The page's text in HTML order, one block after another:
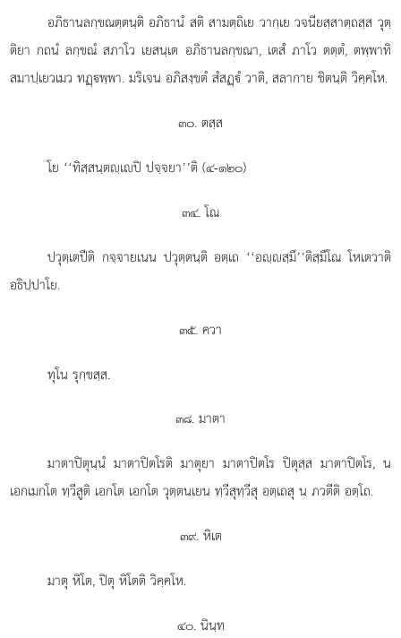
อภิธานลกฺขณตฺตนฺติ อภิธานํ สติ สามตฺถิเย วากฺเย วจนียสฺสาตฺถสฺส วุตฺ
ติยา กถนํ ลกฺขณํ สภาโว เยสนฺเต อภิธานลกฺขณา, เตสํ ภาโว ตตฺตํ, ตพฺพาทิ
สมาปฺเยวเมว ทฏฺพฺพา. มริเจน อภิสงฺขตํ สํสฏฺํ วาติ, สลากาย ชิตนฺติ วิคฺคโห.
๓๐. ตสฺส
โย ‘‘ทิสฺสนฺตฺเปิ ปจฺจยา’’ติ (๔-๑๒๐)
๓๔. โณ
ปวุตฺเตปีติ กจฺจายเนน ปวุตฺตนฺติ อตฺเถ ‘‘อฺสฺมึ’’ติสฺมึโณ โหเตวาติ
อธิปฺปาโย.
๓๕. ควา
ทุโน รุกฺขสฺส.
๓๘. มาตา
มาตาปิตุนฺนํ มาตาปิตโรติ มาตุยา มาตาปิตโร ปิตุสฺส มาตาปิตโร, น
เอกเมกโต ทฺวีสูติ เอกโต เอกโต วุตฺตนเยน ทฺวีสุทฺวีสุ อตฺเถสุ น ภวตีติ อตฺโถ.
๓๙. หิเต
มาตุ หิโต, ปิตุ หิโตติ วิคฺคโห.
๔๐. นินฺท